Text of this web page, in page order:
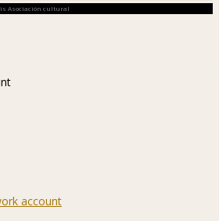
Asociación cultural
account